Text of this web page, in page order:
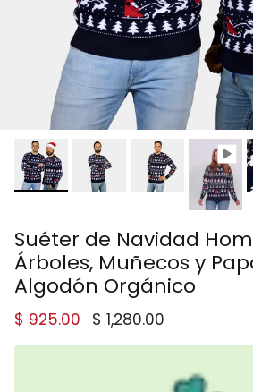
Suéter de Navidad
Árboles, Muñecos y
Algodón Orgánico
Precio de venta
$ 925.00 Precio normal
$ 1,280.00